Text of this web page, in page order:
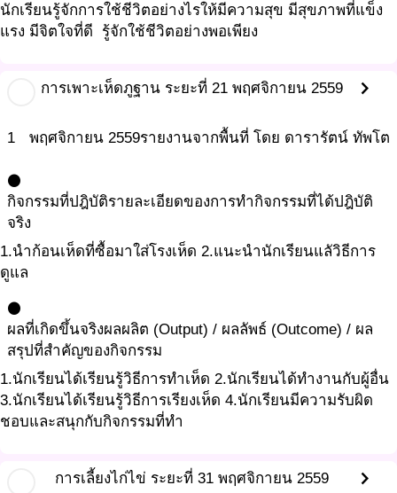
นักเรียนรู้จักการใช้ชีวิตอย่างไรให้มีความสุข มีสุขภาพที่แข็ง
แรง มีจิตใจที่ดี รู้จักใช้ชีวิตอย่างพอเพียง
การเพาะเห็ดภูฐาน ระยะที่ 21 พฤศจิกายน 2559 chevron_right
1 พฤศจิกายน 2559รายงานจากพื้นที่ โดย ดารารัตน์ ทัพโต
circle
กิจกรรมที่ปฎิบัติรายละเอียดของการทำกิจกรรมที่ได้ปฎิบัติ
จริง
1.นำก้อนเห็ดที่ซื้อมาใส่โรงเห็ด 2.แนะนำนักเรียนแลัวิธีการ
ดูแล
circle
ผลที่เกิดขึ้นจริงผลผลิต (Output) / ผลลัพธ์ (Outcome) / ผล
สรุปที่สำคัญของกิจกรรม
1.นักเรียนได้เรียนรู้วิธีการทำเห็ด 2.นักเรียนได้ทำงานกับผู้อื่น
3.นักเรียนได้เรียนรู้วิธีการเรียงเห็ด 4.นักเรียนมีความรับผิด
ชอบและสนุกกับกิจกรรมที่ทำ
การเลี้ยงไก่ไข่ ระยะที่ 31 พฤศจิกายน 2559 chevron_right